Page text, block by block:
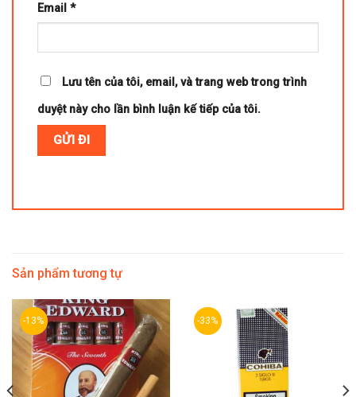
Email *
Lưu tên của tôi, email, và trang web trong trình
duyệt này cho lần bình luận kế tiếp của tôi.
Sản phẩm tương tự
-13% -33%